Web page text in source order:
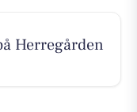
Herregården